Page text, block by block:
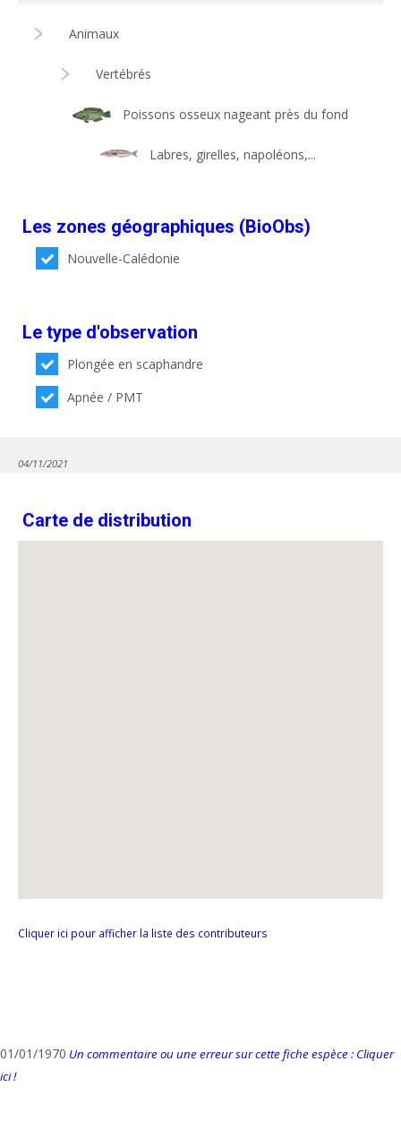
Animaux
Vertébrés
Poissons osseux nageant près du fond
Labres, girelles, napoléons,...
Les zones géographiques (BioObs)
Nouvelle-Calédonie
Le type d'observation
Plongée en scaphandre
Apnée / PMT
04/11/2021
Carte de distribution
Cliquer ici pour afficher la liste des contributeurs
01/01/1970 Un commentaire ou une erreur sur cette fiche espèce : Cliquer
ici !